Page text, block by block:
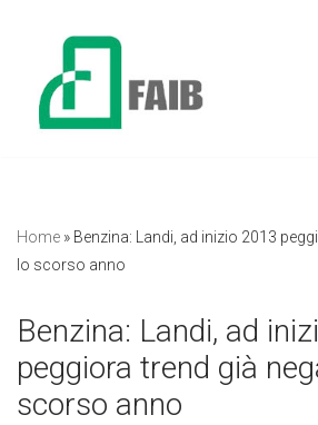
contenuto
Home » Benzina: Landi, ad inizio 2013
lo scorso anno
Benzina: Landi, ad
peggiora trend già
scorso anno